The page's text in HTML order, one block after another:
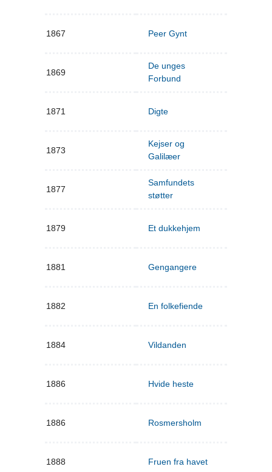
1867 Peer Gynt
1869
De unges
Forbund
1871 Digte
1873
Kejser og
Galilæer
1877
Samfundets
støtter
1879 Et dukkehjem
1881 Gengangere
1882 En folkefiende
1884 Vildanden
1886 Hvide heste
1886 Rosmersholm
1888 Fruen fra havet